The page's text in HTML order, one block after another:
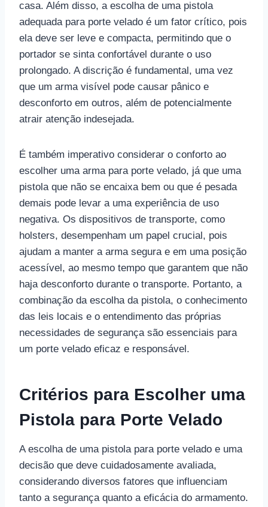
casa. Além disso, a escolha de uma pistola
adequada para porte velado é um fator crítico, pois
ela deve ser leve e compacta, permitindo que o
portador se sinta confortável durante o uso
prolongado. A discrição é fundamental, uma vez
que um arma visível pode causar pânico e
desconforto em outros, além de potencialmente
atrair atenção indesejada.
É também imperativo considerar o conforto ao
escolher uma arma para porte velado, já que uma
pistola que não se encaixa bem ou que é pesada
demais pode levar a uma experiência de uso
negativa. Os dispositivos de transporte, como
holsters, desempenham um papel crucial, pois
ajudam a manter a arma segura e em uma posição
acessível, ao mesmo tempo que garantem que não
haja desconforto durante o transporte. Portanto, a
combinação da escolha da pistola, o conhecimento
das leis locais e o entendimento das próprias
necessidades de segurança são essenciais para
um porte velado eficaz e responsável.
Critérios para Escolher uma
Pistola para Porte Velado
A escolha de uma pistola para porte velado e uma
decisão que deve cuidadosamente avaliada,
considerando diversos fatores que influenciam
tanto a segurança quanto a eficácia do armamento.